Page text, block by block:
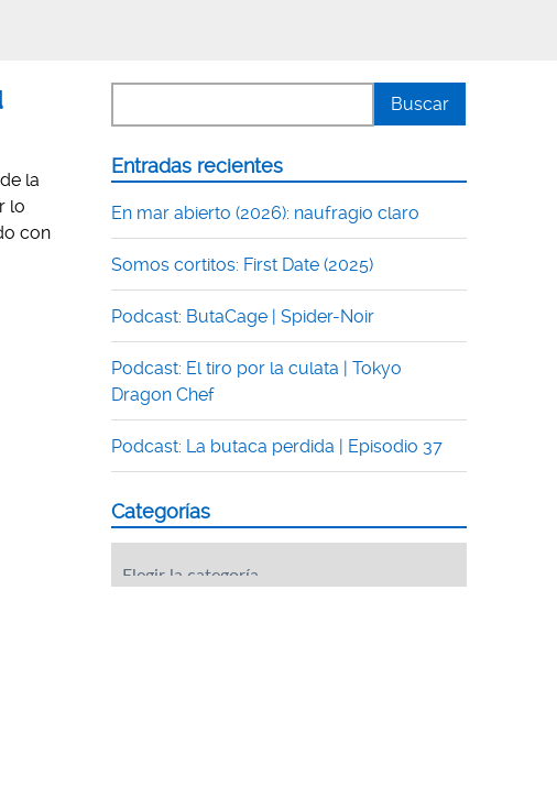
la
lo
con
Entradas recientes
En mar abierto (2026): naufragio claro
Somos cortitos: First Date (2025)
Podcast: ButaCage | Spider-Noir
Podcast: El tiro por la culata | Tokyo
Dragon Chef
Podcast: La butaca perdida | Episodio 37
Categorías